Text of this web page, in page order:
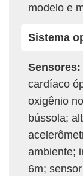
modelo e
Sistema
Sensores:
cardíaco
oxigênio
bússola;
ambiente;
6m;